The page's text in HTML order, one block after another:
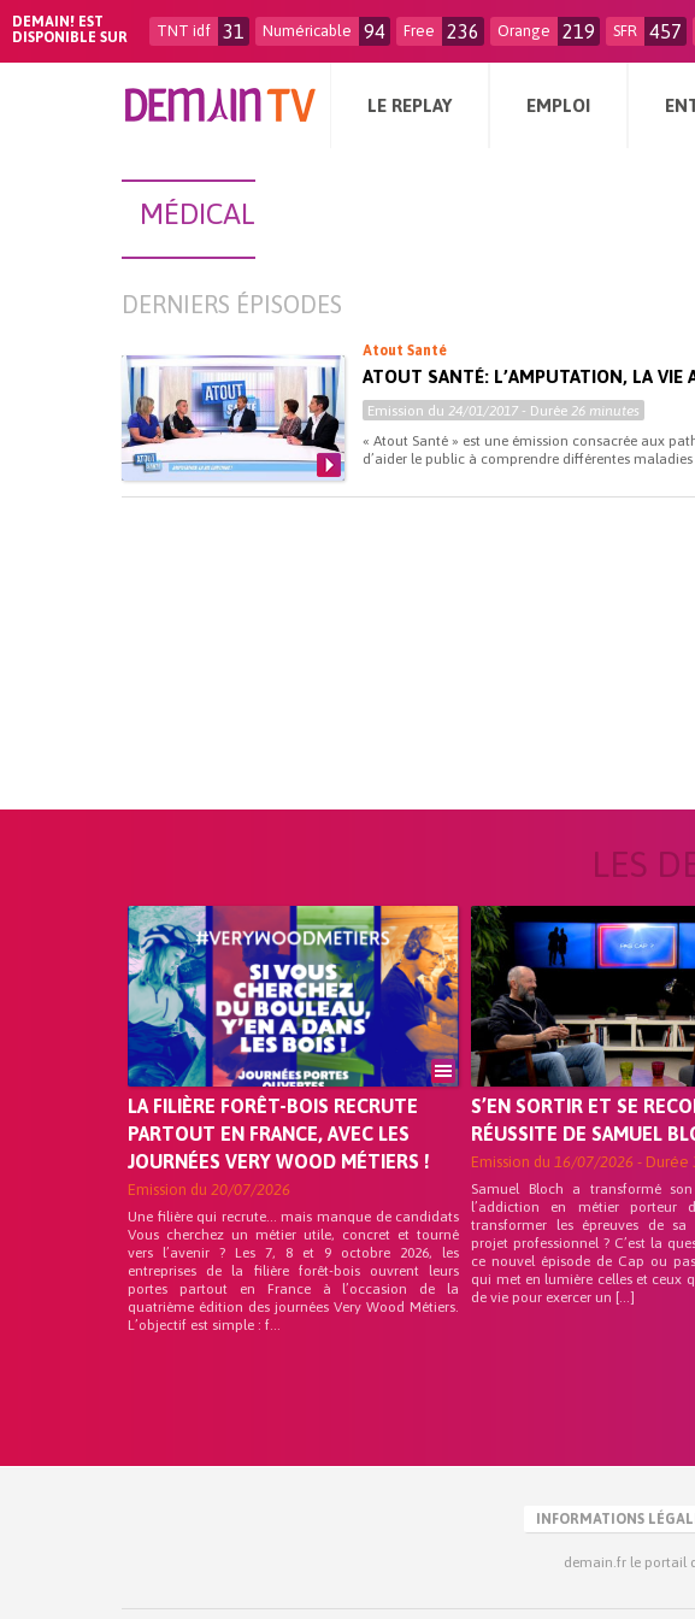
DEMAIN! EST
DISPONIBLE SUR
TNT idf 31 Numéricable 94 Free 236 Orange 219 SFR 457
LE REPLAY EMPLOI
MÉDICAL
DERNIERS ÉPISODES
Atout Santé
ATOUT SANTÉ: L’AMPUTATION, LA VIE
Emission du24/01/2017 - Durée26 minutes
« Atout Santé » est une émission consacrée aux
d’aider le public à comprendre différentes
LES
LA FILIÈRE FORÊT-BOIS RECRUTE
PARTOUT EN FRANCE, AVEC LES
JOURNÉES VERY WOOD MÉTIERS !
Emission du 20/07/2026
Une filière qui recrute… mais manque de candidats
Vous cherchez un métier utile, concret et tourné
vers l’avenir ? Les 7, 8 et 9 octobre 2026, les
entreprises de la filière forêt-bois ouvrent leurs
portes partout en France à l’occasion de la
quatrième édition des journées Very Wood Métiers.
L’objectif est simple : f...
S’EN SORTIR ET SE
RÉUSSITE DE SAMUEL
Emission du16/07/2026 - Durée
Samuel Bloch a transformé
l’addiction en métier porteur
transformer les épreuves de
projet professionnel ? C’est la
ce nouvel épisode de Cap ou
qui met en lumière celles et ceux
de vie pour exercer un […]
INFORMATIONS
demain.fr le portail